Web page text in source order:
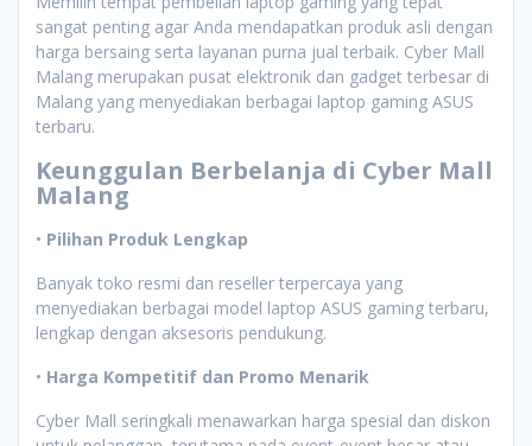
sangat penting agar Anda mendapatkan produk asli dengan
harga bersaing serta layanan purna jual terbaik. Cyber Mall
Malang merupakan pusat elektronik dan gadget terbesar di
Malang yang menyediakan berbagai laptop gaming ASUS
terbaru.
Keunggulan Berbelanja di Cyber Mall
Malang
• Pilihan Produk Lengkap
Banyak toko resmi dan reseller terpercaya yang
menyediakan berbagai model laptop ASUS gaming terbaru,
lengkap dengan aksesoris pendukung.
• Harga Kompetitif dan Promo Menarik
Cyber Mall seringkali menawarkan harga spesial dan diskon